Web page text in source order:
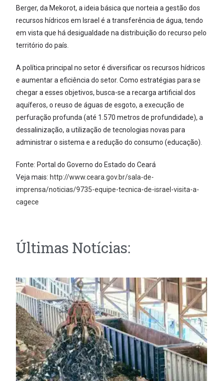
Berger, da Mekorot, a ideia básica que norteia a gestão dos
recursos hídricos em Israel é a transferência de água, tendo
em vista que há desigualdade na distribuição do recurso pelo
território do país.
A política principal no setor é diversificar os recursos hídricos
e aumentar a eficiência do setor. Como estratégias para se
chegar a esses objetivos, busca-se a recarga artificial dos
aquíferos, o reuso de águas de esgoto, a execução de
perfuração profunda (até 1.570 metros de profundidade), a
dessalinização, a utilização de tecnologias novas para
administrar o sistema e a redução do consumo (educação).
Fonte: Portal do Governo do Estado do Ceará
Veja mais: http://www.ceara.gov.br/sala-de-
imprensa/noticias/9735-equipe-tecnica-de-israel-visita-a-
cagece
Últimas Notícias: